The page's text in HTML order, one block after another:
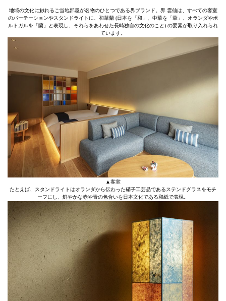
地域の文化に触れるご当地部屋が名物のひとつである界ブランド。界 雲仙は、すべての客室
のパーテーションやスタンドライトに、和華蘭 (日本を「和」、中華を「華」、オランダやポ
ルトガルを「蘭」と表現し、それらをあわせた長崎独自の文化のこと) の要素が取り入れられ
ています。
▲客室
たとえば、スタンドライトはオランダから伝わった硝子工芸品であるステンドグラスをモチ
ーフにし、鮮やかな赤や青の色合いを日本文化である和紙で表現。